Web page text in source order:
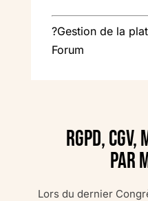
?Gestion de la
Forum
RGPD,
par
Lors du dernier